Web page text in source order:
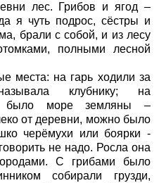
лес. Грибов и ягод –
я чуть подрос, сёстры и
брали с собой, и из лесу
полными лесной
места: на гарь ходили за
клубнику; на
было море земляны –
от деревни, можно было
черёмухи или боярки -
не надо. Росла она
С грибами было
собирали грузди,